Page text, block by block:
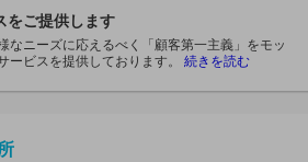
をご提供します
なニーズに応えるべく「顧客第一主義」をモッ
ービスを提供しております。 続きを読む